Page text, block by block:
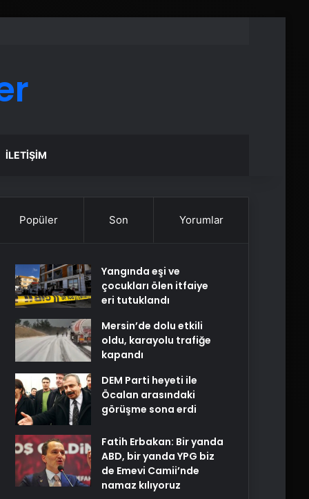
İLETIŞIM
Popüler Son Yorumlar
Yangında eşi ve
çocukları ölen itfaiye
eri tutuklandı
Mersin’de dolu etkili
oldu, karayolu trafiğe
kapandı
DEM Parti heyeti ile
Öcalan arasındaki
görüşme sona erdi
Fatih Erbakan: Bir yanda
ABD, bir yanda YPG biz
de Emevi Camii’nde
namaz kılıyoruz